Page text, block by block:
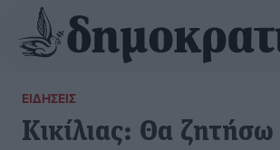
ΕΙΔΉΣΕΙΣ
Κικίλιας: Θα